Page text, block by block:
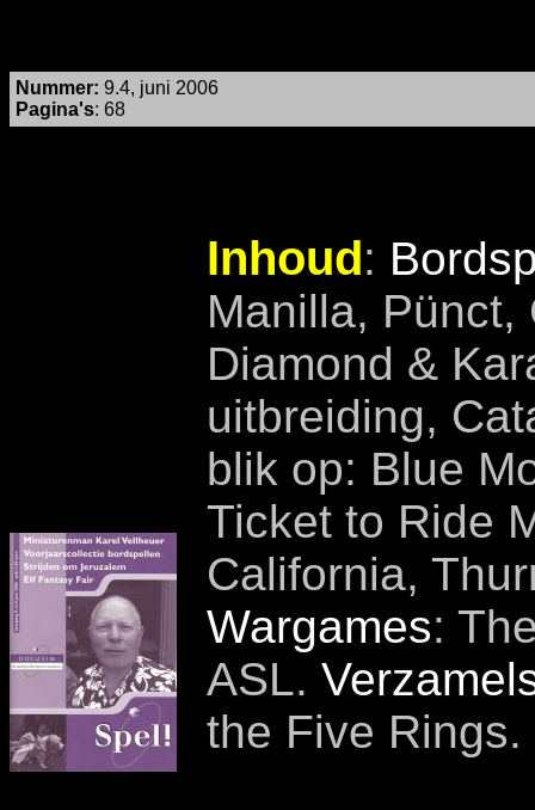
Nummer: 9.4, juni 2006
Pagina's: 68
Inhoud:
Manilla, Pünct,
Diamond &
uitbreiding,
blik op: Blue
Ticket to Ride
California,
Wargames:
ASL.
the Five Rings.